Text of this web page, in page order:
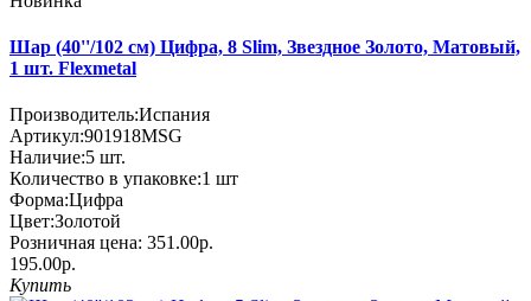
Шар (40''/102 см) Цифра, 8 Slim, Звездное Золото, Матовый,
1 шт. Flexmetal
Производитель:Испания
Артикул:901918MSG
Наличие:5 шт.
Количество в упаковке:1 шт
Форма:Цифра
Цвет:Золотой
Розничная цена: 351.00р.
195.00р.
Купить